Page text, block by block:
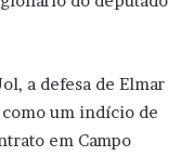
a defesa de Elmar
um indício de
em Campo